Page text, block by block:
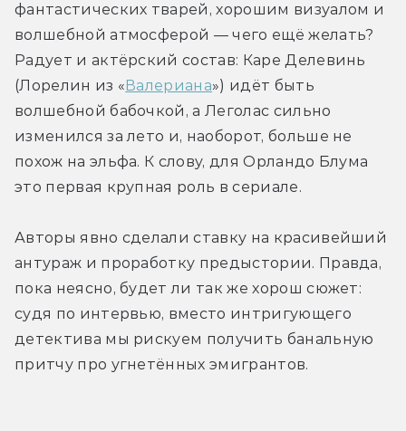
фантастических тварей, хорошим визуалом и
волшебной атмосферой — чего ещё желать?
Радует и актёрский состав: Каре Делевинь
(Лорелин из « Валериана») идёт быть
волшебной бабочкой, а Леголас сильно
изменился за лето и, наоборот, больше не
похож на эльфа. К слову, для Орландо Блума
это первая крупная роль в сериале.
Авторы явно сделали ставку на красивейший
антураж и проработку предыстории. Правда,
пока неясно, будет ли так же хорош сюжет:
судя по интервью, вместо интригующего
детектива мы рискуем получить банальную
притчу про угнетённых эмигрантов.